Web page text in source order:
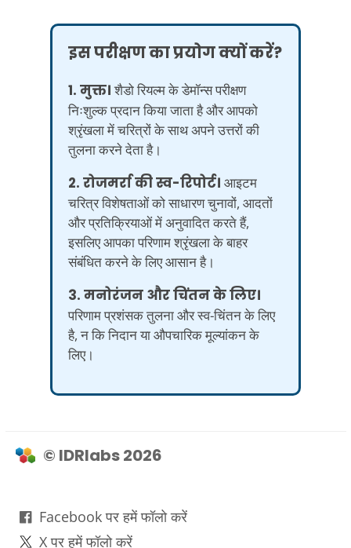
इस परीक्षण का प्रयोग क्यों करें?
1. मुक्त।शैडो रियल्म के डेमॉन्स परीक्षण
निःशुल्क प्रदान किया जाता है और आपको
श्रृंखला में चरित्रों के साथ अपने उत्तरों की
तुलना करने देता है।
2. रोजमर्रा की स्व-रिपोर्ट। आइटम
चरित्र विशेषताओं को साधारण चुनावों, आदतों
और प्रतिक्रियाओं में अनुवादित करते हैं,
इसलिए आपका परिणाम श्रृंखला के बाहर
संबंधित करने के लिए आसान है।
3. मनोरंजन और चिंतन के लिए।
परिणाम प्रशंसक तुलना और स्व-चिंतन के लिए
है, न कि निदान या औपचारिक मूल्यांकन के
लिए।
© IDRlabs 2026
Facebook पर हमें फॉलो करें
X पर हमें फॉलो करें